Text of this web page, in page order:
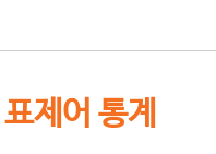
표제어 통계